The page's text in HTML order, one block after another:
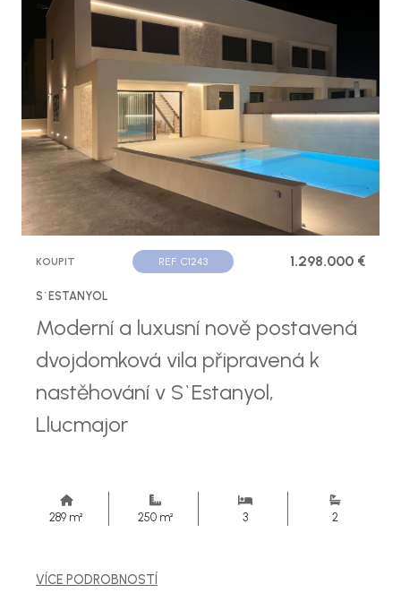
KOUPIT REF. C1243 1.298.000 €
S`ESTANYOL
Moderní a luxusní nově postavená
dvojdomková vila připravená k
nastěhování v S`Estanyol,
Llucmajor
289 m² 250 m² 3 2
VÍCE PODROBNOSTÍ